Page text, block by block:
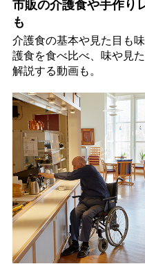
市販の介護食や手作り
も
介護食の基本や見た目も
護食を食べ比べ、味や見
解説する動画も。